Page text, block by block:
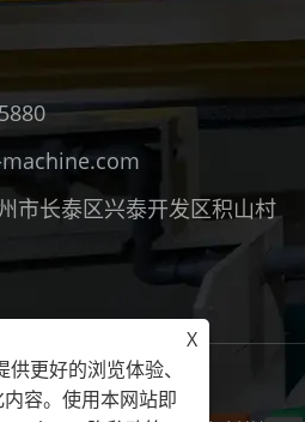
市长泰区兴泰开发区积山村
RSS XML 隐私政策
X
更好的浏览体验、
容。使用本网站即